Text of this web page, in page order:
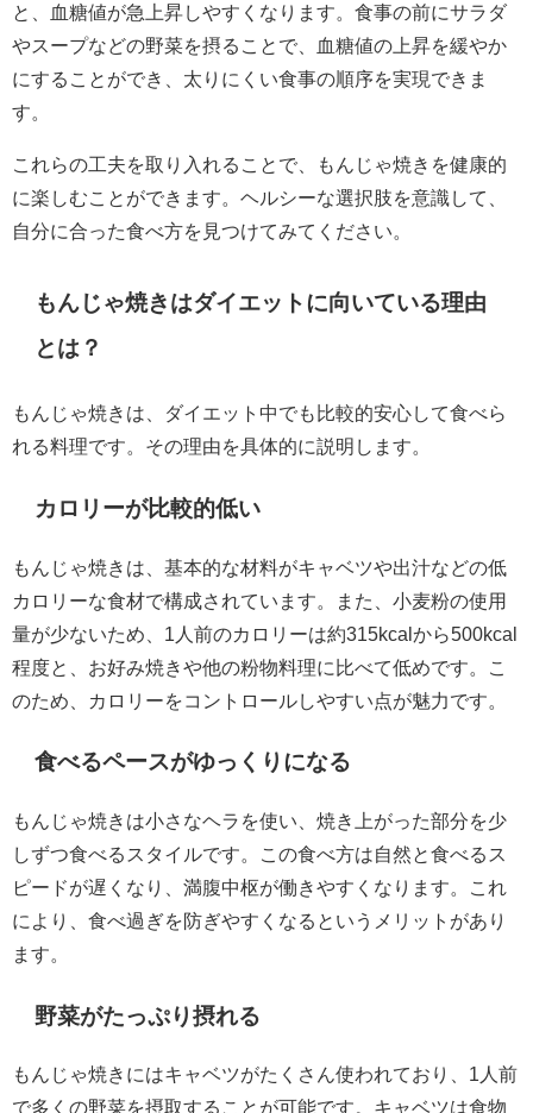
と、血糖値が急上昇しやすくなります。食事の前にサラダ
やスープなどの野菜を摂ることで、血糖値の上昇を緩やか
にすることができ、太りにくい食事の順序を実現できま
す。
これらの工夫を取り入れることで、もんじゃ焼きを健康的
に楽しむことができます。ヘルシーな選択肢を意識して、
自分に合った食べ方を見つけてみてください。
もんじゃ焼きはダイエットに向いている理由
とは？
もんじゃ焼きは、ダイエット中でも比較的安心して食べら
れる料理です。その理由を具体的に説明します。
カロリーが比較的低い
もんじゃ焼きは、基本的な材料がキャベツや出汁などの低
カロリーな食材で構成されています。また、小麦粉の使用
量が少ないため、1人前のカロリーは約315kcalから500kcal
程度と、お好み焼きや他の粉物料理に比べて低めです。こ
のため、カロリーをコントロールしやすい点が魅力です。
食べるペースがゆっくりになる
もんじゃ焼きは小さなヘラを使い、焼き上がった部分を少
しずつ食べるスタイルです。この食べ方は自然と食べるス
ピードが遅くなり、満腹中枢が働きやすくなります。これ
により、食べ過ぎを防ぎやすくなるというメリットがあり
ます。
野菜がたっぷり摂れる
もんじゃ焼きにはキャベツがたくさん使われており、1人前
で多くの野菜を摂取することが可能です。キャベツは食物